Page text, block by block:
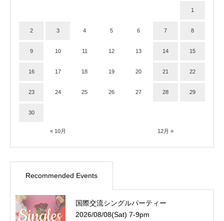
« 10月 12月 »
1
2 3 4 5 6 7 8
9 10 11 12 13 14 15
16 17 18 19 20 21 22
23 24 25 26 27 28 29
30
Recommended Events
国際交流シングルパーティー
2026/08/08(Sat) 7-9pm